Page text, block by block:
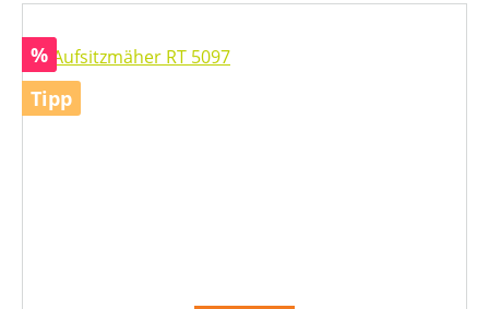
Rabatt
%
Tipp